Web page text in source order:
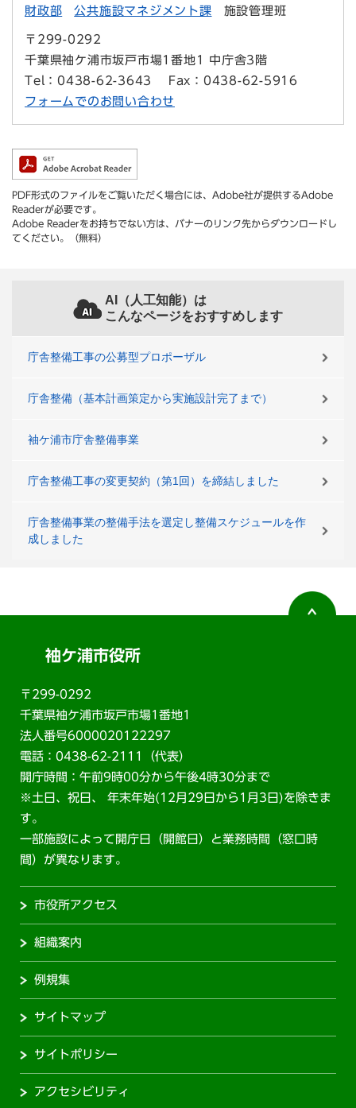
財政部 公共施設マネジメント課 施設管理班
〒299-0292
千葉県袖ケ浦市坂戸市場1番地1 中庁舎3階
Tel：0438-62-3643
Fax：0438-62-5916
フォームでのお問い合わせ
PDF形式のファイルをご覧いただく場合には、Adobe社が提供するAdobe
Readerが必要です。
Adobe Readerをお持ちでない方は、バナーのリンク先からダウンロードし
てください。（無料）
AI（人工知能）は
こんなページをおすすめします
庁舎整備工事の公募型プロポーザル
庁舎整備（基本計画策定から実施設計完了まで）
袖ケ浦市庁舎整備事業
庁舎整備工事の変更契約（第1回）を締結しました
庁舎整備事業の整備手法を選定し整備スケジュールを作
成しました
袖ケ浦市役所
〒299-0292
千葉県袖ケ浦市坂戸市場1番地1
法人番号6000020122297
電話：0438-62-2111（代表）
開庁時間：午前9時00分から午後4時30分まで
※土日、祝日、 年末年始(12月29日から1月3日)を除きま
す。
一部施設によって開庁日（開館日）と業務時間（窓口時
間）が異なります。
市役所アクセス
組織案内
例規集
サイトマップ
サイトポリシー
アクセシビリティ